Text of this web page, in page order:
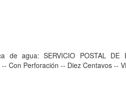
de agua: SERVICIO POSTAL DE
Con Perforación -- Diez Centavos --